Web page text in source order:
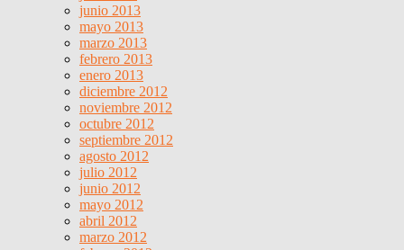
junio 2013
mayo 2013
marzo 2013
febrero 2013
enero 2013
diciembre 2012
noviembre 2012
octubre 2012
septiembre 2012
agosto 2012
julio 2012
junio 2012
mayo 2012
abril 2012
marzo 2012